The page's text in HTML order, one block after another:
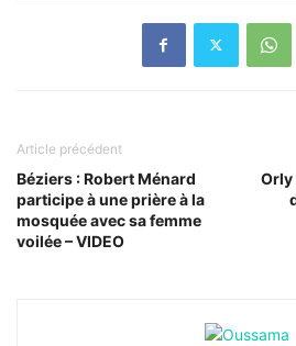
Article précédent
Béziers : Robert Ménard
participe à une prière à la
mosquée avec sa femme
voilée – VIDEO
Orly